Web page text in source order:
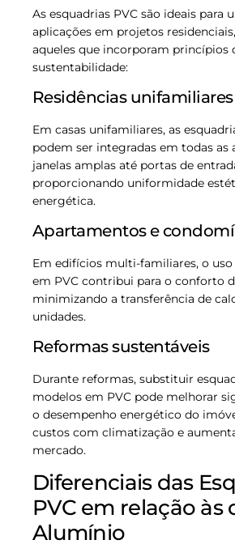
As esquadrias PVC são ideais para
aplicações em projetos
aqueles que incorporam princípios
sustentabilidade:
Residências unifamiliares
Em casas unifamiliares, as
podem ser integradas em todas as
janelas amplas até portas de
proporcionando uniformidade
energética.
Apartamentos e
Em edifícios multi-familiares, o uso
em PVC contribui para o conforto
minimizando a transferência de
unidades.
Reformas sustentáveis
Durante reformas, substituir
modelos em PVC pode melhorar
o desempenho energético do
custos com climatização e
mercado.
Diferenciais das
PVC em relação às
Alumínio